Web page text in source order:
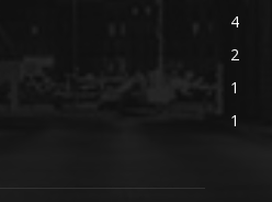
4
2
1
1